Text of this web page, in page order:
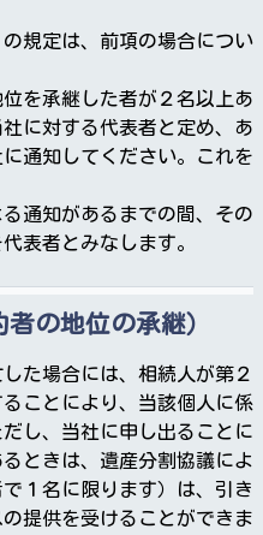
規定は、前項の場合につい
を承継した者が２名以上あ
に対する代表者と定め、あ
通知してください。これを
通知があるまでの間、その
表者とみなします。
の地位の承継）
た場合には、相続人が第２
ことにより、当該個人に係
し、当社に申し出ることに
ときは、遺産分割協議によ
１名に限ります）は、引き
提供を受けることができま